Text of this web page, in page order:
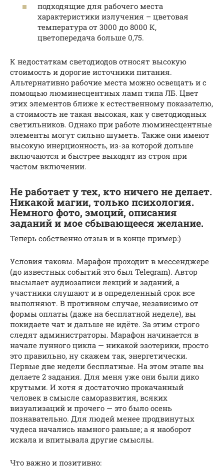
подходящие для рабочего места
характеристики излучения – цветовая
температура от 3000 до 8000 К,
цветопередача больше 0,75.
К недостаткам светодиодов относят высокую
стоимость и дорогие источники питания.
Альтернативно рабочие места можно освещать и с
помощью люминесцентных ламп типа ЛБ. Цвет
этих элементов ближе к естественному показателю,
а стоимость не такая высокая, как у светодиодных
светильников. Однако при работе люминесцентные
элементы могут сильно шуметь. Также они имеют
высокую инерционность, из-за которой дольше
включаются и быстрее выходят из строя при
частом включении.
Не работает у тех, кто ничего не делает.
Никакой магии, только психология.
Немного фото, эмоций, описания
заданий и мое сбывающееся желание.
Теперь собственно отзыв и в конце пример:)
Условия таковы. Марафон проходит в мессенджере
(до известных событий это был Telegram). Автор
высылает аудиозаписи лекций и заданий, а
участники слушают и в определенный срок все
выполняют. В противном случае, независимо от
формы оплаты (даже на бесплатной неделе), вы
покидаете чат и дальше не идёте. За этим строго
следят администраторы. Марафон начинается в
начале лунного цикла — никакой эзотерики, просто
это правильно, ну скажем так, энергетически.
Первые две недели бесплатные. На этом этапе вы
делаете 2 задания. Для меня уже они были дико
крутыми. И хотя я достаточно прокачанный
человек в смысле саморазвития, всяких
визуализаций и прочего — это было осень
познавательно. Для людей менее продвинутых
чудеса начались намного раньше; а я наоборот
искала и впитывала другие смыслы.
Что важно и позитивно: